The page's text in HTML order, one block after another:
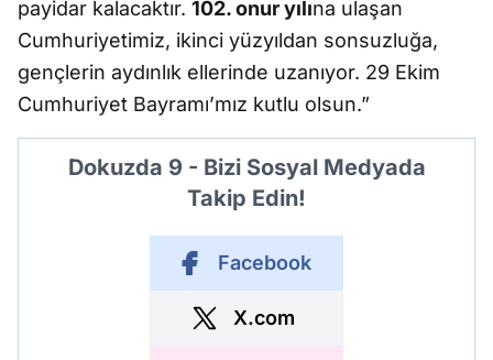
payidar kalacaktır. 102. onur yılına ulaşan
Cumhuriyetimiz, ikinci yüzyıldan sonsuzluğa,
gençlerin aydınlık ellerinde uzanıyor. 29 Ekim
Cumhuriyet Bayramı’mız kutlu olsun.”
Dokuzda 9 - Bizi Sosyal Medyada
Takip Edin!
Facebook
X.com